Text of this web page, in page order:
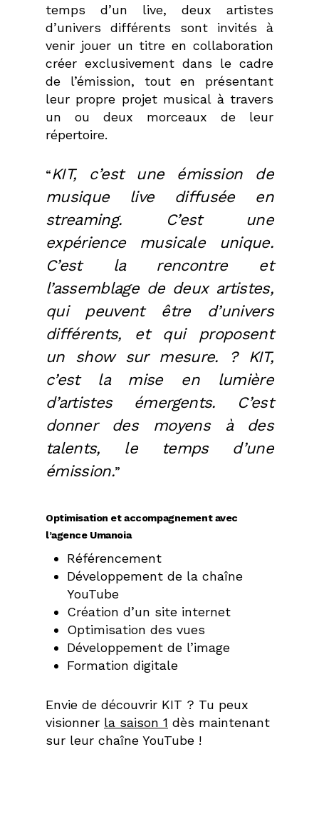
temps d’un live, deux artistes
d’univers différents sont invités à
venir jouer un titre en collaboration
créer exclusivement dans le cadre
de l’émission, tout en présentant
leur propre projet musical à travers
un ou deux morceaux de leur
répertoire.
“KIT, c’est une émission de
musique live diffusée en
streaming. C’est une
expérience musicale unique.
C’est la rencontre et
l’assemblage de deux artistes,
qui peuvent être d’univers
différents, et qui proposent
un show sur mesure. ? KIT,
c’est la mise en lumière
d’artistes émergents. C’est
donner des moyens à des
talents, le temps d’une
émission.”
Optimisation et accompagnement avec
l’agence Umanoia
Référencement
Développement de la chaîne
YouTube
Création d’un site internet
Optimisation des vues
Développement de l’image
Formation digitale
Envie de découvrir KIT ? Tu peux
visionner la saison 1 dès maintenant
sur leur chaîne YouTube !